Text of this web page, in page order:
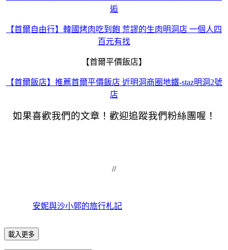
逅
【首爾自由行】韓國烤肉吃到飽 荒謬的生肉明洞店 一個人四
百元有找
【首爾平價飯店】
【首爾飯店】推薦首爾平價飯店 近明洞商圈地鐵-staz明洞2號
店
如果喜歡我們的文章！歡迎追蹤我們粉絲團喔！
//
安妮與沙小郭的旅行札記
載入更多